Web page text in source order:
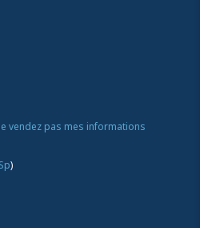
vendez pas mes informations
Sp)